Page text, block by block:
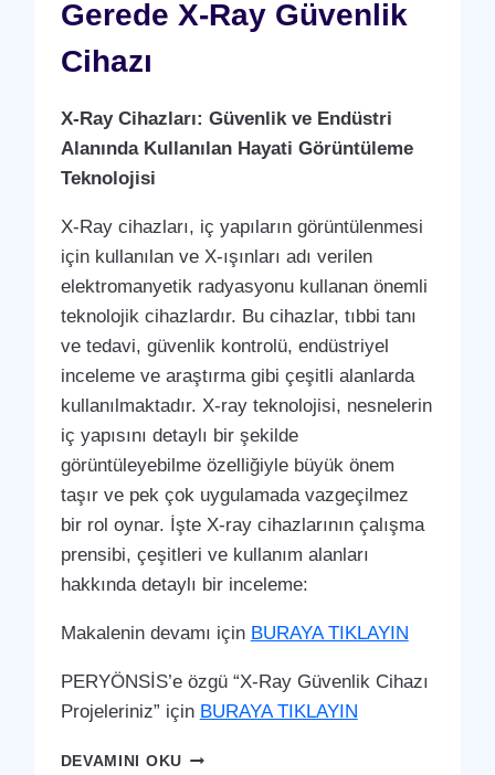
Gerede X-Ray Güvenlik
Cihazı
X-Ray Cihazları: Güvenlik ve Endüstri
Alanında Kullanılan Hayati Görüntüleme
Teknolojisi
X-Ray cihazları, iç yapıların görüntülenmesi
için kullanılan ve X-ışınları adı verilen
elektromanyetik radyasyonu kullanan önemli
teknolojik cihazlardır. Bu cihazlar, tıbbi tanı
ve tedavi, güvenlik kontrolü, endüstriyel
inceleme ve araştırma gibi çeşitli alanlarda
kullanılmaktadır. X-ray teknolojisi, nesnelerin
iç yapısını detaylı bir şekilde
görüntüleyebilme özelliğiyle büyük önem
taşır ve pek çok uygulamada vazgeçilmez
bir rol oynar. İşte X-ray cihazlarının çalışma
prensibi, çeşitleri ve kullanım alanları
hakkında detaylı bir inceleme:
Makalenin devamı için BURAYA TIKLAYIN
PERYÖNSİS’e özgü “X-Ray Güvenlik Cihazı
Projeleriniz” için BURAYA TIKLAYIN
DEVAMINI OKUGEREDE